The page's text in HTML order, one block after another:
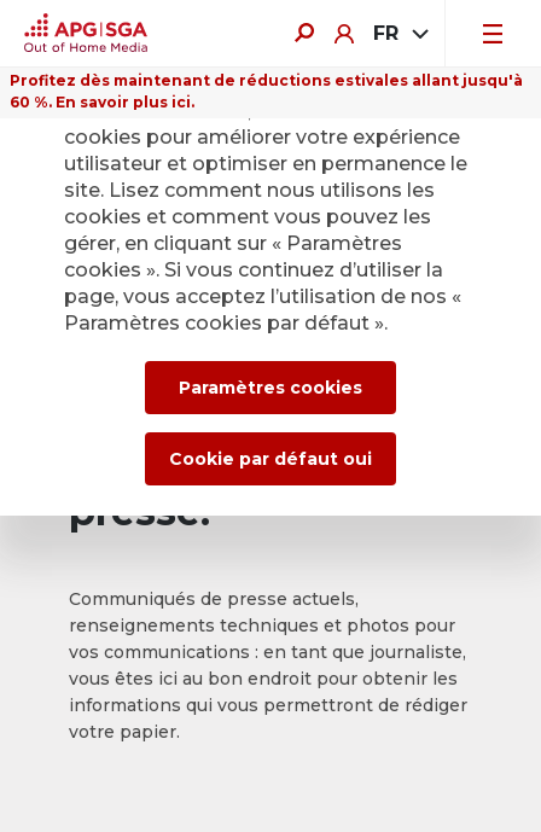
FR
Profitez dès maintenant de réductions estivales allant jusqu'à
60 %. En savoir plus ici.
Retour
Service de presse
d’APG|SGA pour les
actualités et les
communiqués de
presse.
Communiqués de presse actuels,
renseignements techniques et photos pour
vos communications : en tant que journaliste,
vous êtes ici au bon endroit pour obtenir les
informations qui vous permettront de rédiger
votre papier.
Sur ce site Internet, nous utilisons des
cookies pour améliorer votre expérience
utilisateur et optimiser en permanence le
site. Lisez comment nous utilisons les
cookies et comment vous pouvez les
gérer, en cliquant sur « Paramètres
cookies ». Si vous continuez d’utiliser la
page, vous acceptez l’utilisation de nos «
Paramètres cookies par défaut ».
Paramètres cookies
Cookie par défaut oui